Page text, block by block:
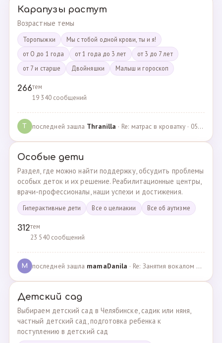
Карапузы растут
Возрастные темы
Торопыжки
Мы с тобой одной крови, ты и я!
от О до 1 года
от 1 года до 3 лет
от 3 до 7 лет
от 7 и старше
Двойняшки Малыш и гороскоп
266тем
19 340 сообщений
T последней зашла Thranilla · Re: матрас в кроватку · 05.05.2024
Особые дети
Раздел, где можно найти поддержку, обсудить проблемы
особых деток и их решение. Реабилитационные центры,
врачи-профессионалы, наши успехи и достижения.
Гиперактивные дети Все о целиакии Все об аутизме
312тем
23 540 сообщений
M последней зашла mamaDanila · Re: Занятия вокалом и танцами для подростков с мент… · 12.03.2025
Детский сад
Выбираем детский сад в Челябинске, садик или няня,
частный детский сад, подготовка ребенка к
поступлению в детский сад